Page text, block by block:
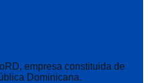
empresa constituida de
Dominicana.